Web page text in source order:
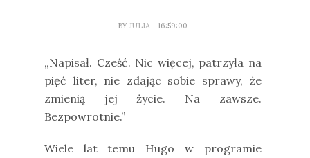
BYJULIA - 16:59:00
„Napisał. Cześć. Nic więcej, patrzyła na
pięć liter, nie zdając sobie sprawy, że
zmienią jej życie. Na zawsze.
Bezpowrotnie.”
Wiele lat temu Hugo w programie